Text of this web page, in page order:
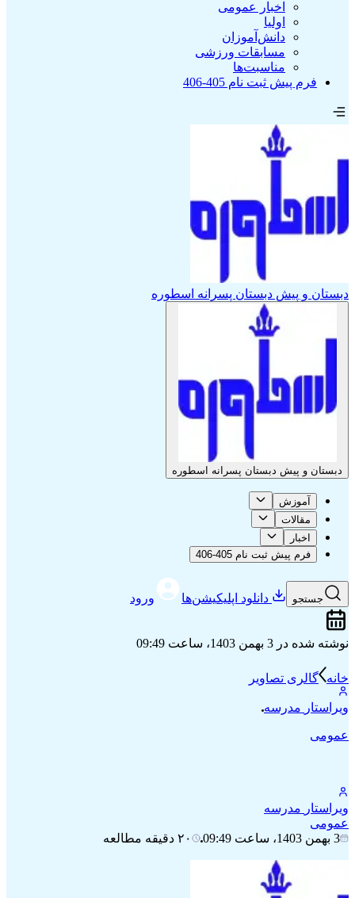
اخبار عمومی
اولیا
دانش‌آموزان
مسابقات ورزشی
مناسبت‌ها
فرم پیش ثبت نام 405-406
دبستان و پیش دبستان پسرانه اسطوره
دبستان و پیش دبستان پسرانه اسطوره
آموزش
مقالات
اخبار
فرم پیش ثبت نام 405-406
جستجو دانلود اپلیکیشن‌ها ورود
نوشته شده در 3 بهمن 1403، ساعت 09:49
خانه گالری تصاویر
ویراستار مدرسه
عمومی
ویراستار مدرسه
عمومی
3 بهمن 1403، ساعت 09:49
۲۰ دقیقه مطالعه